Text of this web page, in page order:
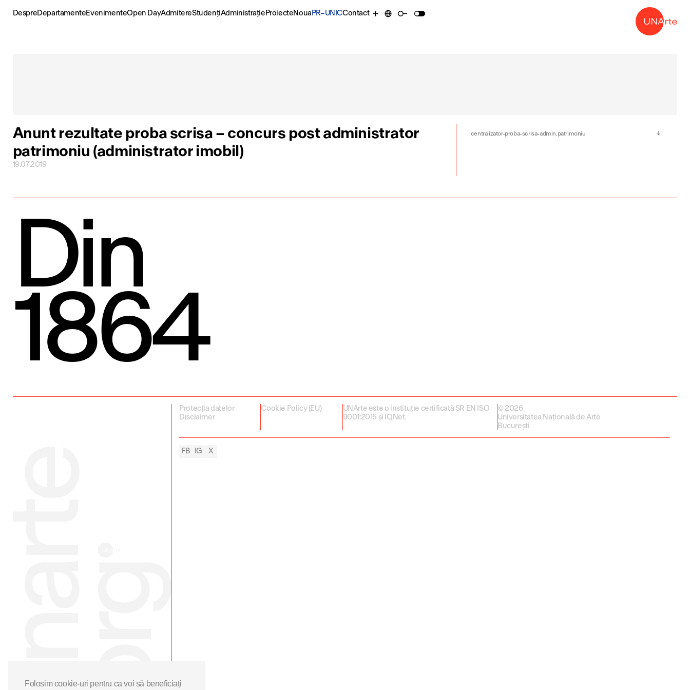
→
DespreDepartamenteEvenimenteOpen DayAdmitereStudențiAdministrație ProiecteNouaPR–UNICContact
Anunt rezultate proba scrisa – concurs post administrator
patrimoniu (administrator imobil)
19.07.2019
centralizator-proba-scrisa-admin.patrimoniu
Din
1864
Protecția datelor
Disclaimer
Cookie Policy (EU)
UNArte este o instituție certificată SR EN ISO
9001:2015 și IQNet.
© 2026
Universitatea Națională de Arte
București
FB IG X
Folosim cookie-uri pentru ca voi să beneficiați